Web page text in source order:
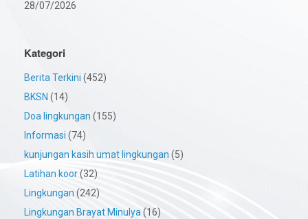
28/07/2026
Kategori
Berita Terkini (452)
BKSN (14)
Doa lingkungan (155)
Informasi (74)
kunjungan kasih umat lingkungan (5)
Latihan koor(32)
Lingkungan (242)
Lingkungan Brayat Minulya(16)